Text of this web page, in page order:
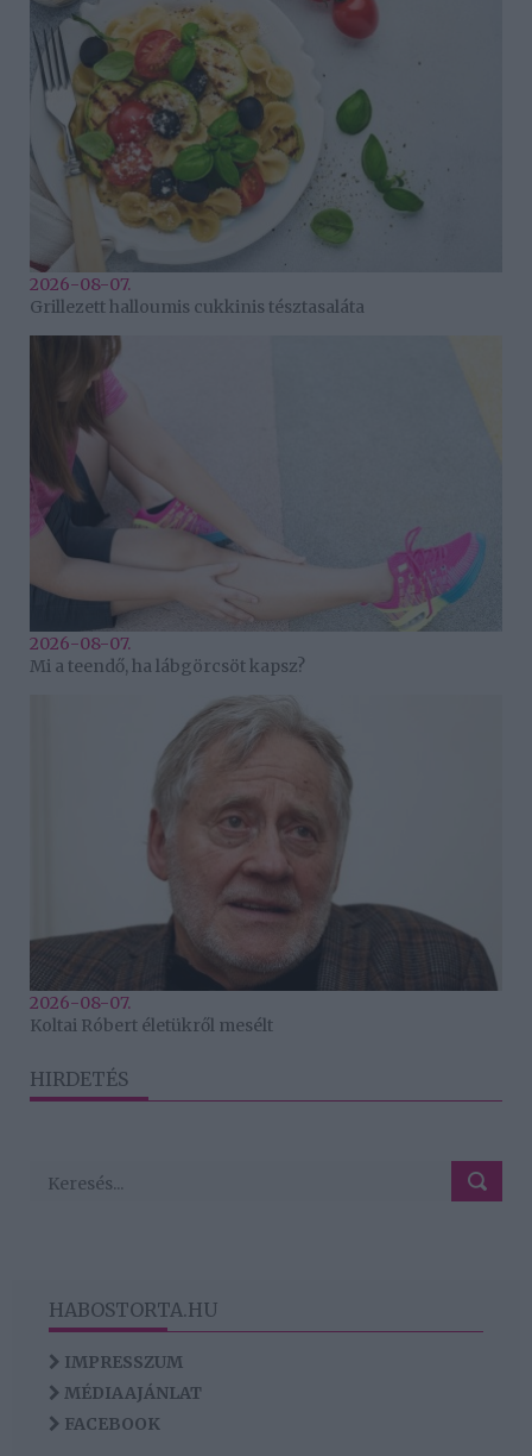
2026-08-07.
Grillezett halloumis cukkinis tésztasaláta
2026-08-07.
Mi a teendő, ha lábgörcsöt kapsz?
2026-08-07.
Koltai Róbert életükről mesélt
HIRDETÉS
HABOSTORTA.HU
IMPRESSZUM
MÉDIAAJÁNLAT
FACEBOOK